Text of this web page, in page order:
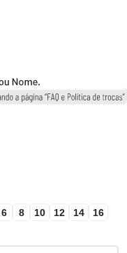
6 8 10 12 14 16